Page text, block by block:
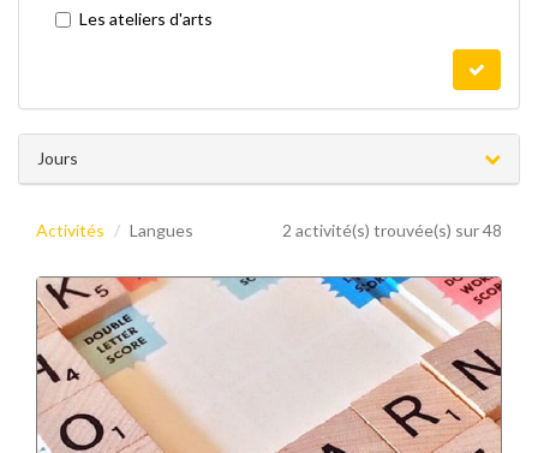
Les ateliers d'arts
Jours
Activités Langues 2 activité(s) trouvée(s) sur 48